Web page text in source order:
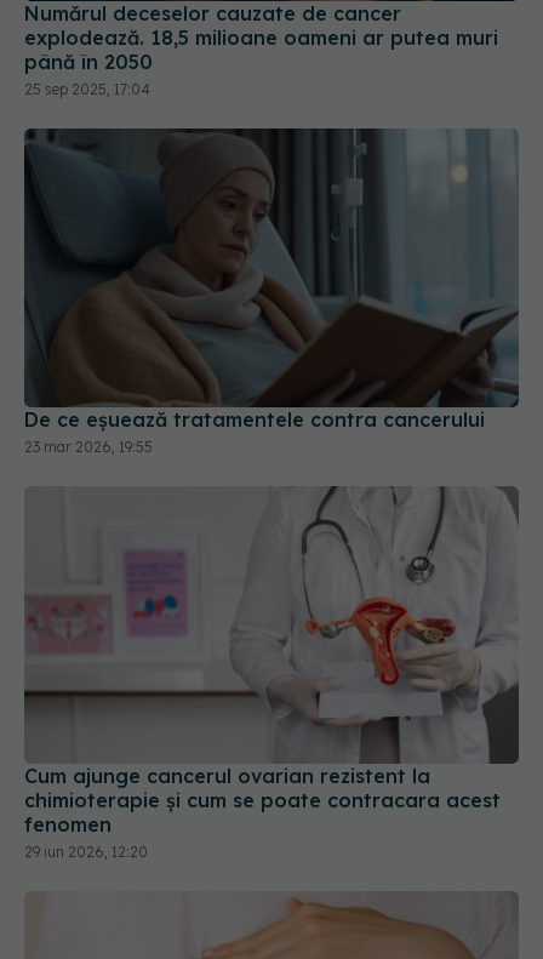
Numărul deceselor cauzate de cancer
explodează. 18,5 milioane oameni ar putea muri
până în 2050
25 sep 2025, 17:04
De ce eșuează tratamentele contra cancerului
23 mar 2026, 19:55
Cum ajunge cancerul ovarian rezistent la
chimioterapie și cum se poate contracara acest
fenomen
29 iun 2026, 12:20